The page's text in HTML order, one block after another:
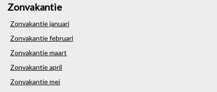
Zonvakantie
Zonvakantie januari
Zonvakantie februari
Zonvakantie maart
Zonvakantie april
Zonvakantie mei